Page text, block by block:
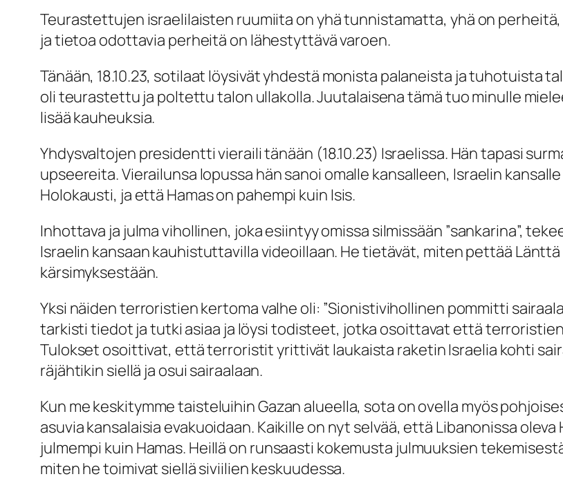
Teurastettujen israelilaisten ruumiita on yhä tunnistamatta, yhä on
ja tietoa odottavia perheitä on lähestyttävä varoen.
Tänään, 18.10.23, sotilaat löysivät yhdestä monista palaneista ja tuhotuista
oli teurastettu ja poltettu talon ullakolla. Juutalaisena tämä tuo minulle
lisää kauheuksia.
Yhdysvaltojen presidentti vieraili tänään (18.10.23) Israelissa. Hän tapasi
upseereita. Vierailunsa lopussa hän sanoi omalle kansalleen, Israelin
Holokausti, ja että Hamas on pahempi kuin Isis.
Inhottava ja julma vihollinen, joka esiintyy omissa silmissään ”sankarina”,
Israelin kansaan kauhistuttavilla videoillaan. He tietävät, miten pettää
kärsimyksestään.
Yksi näiden terroristien kertoma valhe oli: ”Sionistivihollinen pommitti
tarkisti tiedot ja tutki asiaa ja löysi todisteet, jotka osoittavat että
Tulokset osoittivat, että terroristit yrittivät laukaista raketin Israelia kohti
räjähtikin siellä ja osui sairaalaan.
Kun me keskitymme taisteluihin Gazan alueella, sota on ovella myös
asuvia kansalaisia evakuoidaan. Kaikille on nyt selvää, että Libanonissa
julmempi kuin Hamas. Heillä on runsaasti kokemusta julmuuksien
miten he toimivat siellä siviilien keskuudessa.